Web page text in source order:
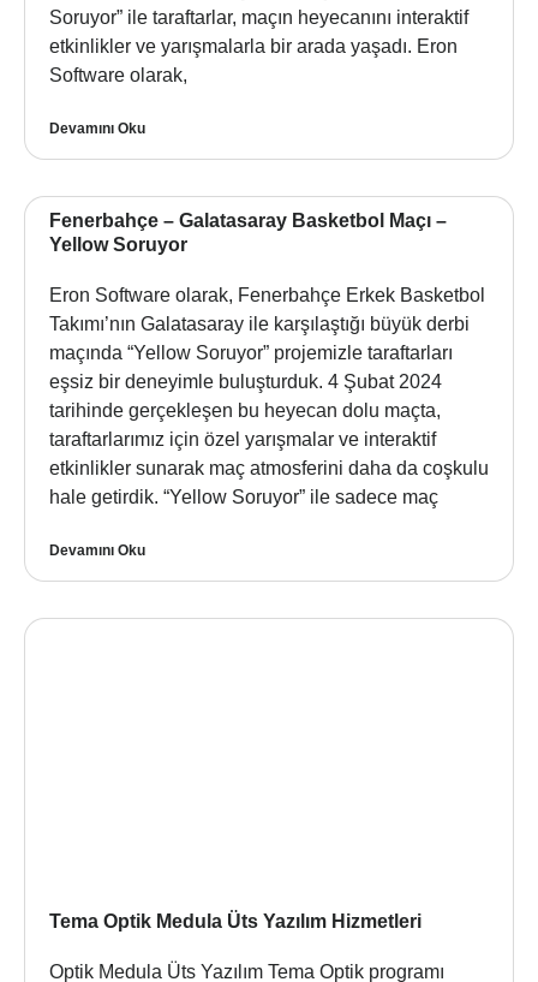
Soruyor” ile taraftarlar, maçın heyecanını interaktif
etkinlikler ve yarışmalarla bir arada yaşadı. Eron
Software olarak,
Devamını Oku
Fenerbahçe – Galatasaray Basketbol Maçı –
Yellow Soruyor
Eron Software olarak, Fenerbahçe Erkek Basketbol
Takımı’nın Galatasaray ile karşılaştığı büyük derbi
maçında “Yellow Soruyor” projemizle taraftarları
eşsiz bir deneyimle buluşturduk. 4 Şubat 2024
tarihinde gerçekleşen bu heyecan dolu maçta,
taraftarlarımız için özel yarışmalar ve interaktif
etkinlikler sunarak maç atmosferini daha da coşkulu
hale getirdik. “Yellow Soruyor” ile sadece maç
Devamını Oku
Tema Optik Medula Üts Yazılım Hizmetleri
Optik Medula Üts Yazılım Tema Optik programı